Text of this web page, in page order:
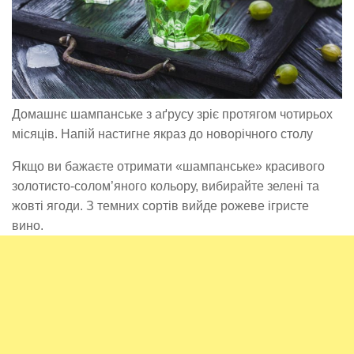
Домашнє шампанське з аґрусу зріє протягом чотирьох
місяців. Напій настигне якраз до новорічного столу
Якщо ви бажаєте отримати «шампанське» красивого
золотисто-солом’яного кольору, вибирайте зелені та
жовті ягоди. З темних сортів вийде рожеве ігристе
вино.